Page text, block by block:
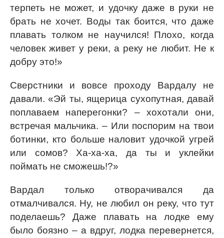
терпеть не может, и удочку даже в руки не
брать не хочет. Воды так боится, что даже
плавать толком не научился! Плохо, когда
человек живет у реки, а реку не любит. Не к
добру это!»
Сверстники и вовсе проходу Вардалу не
давали. «Эй ты, ящерица сухопутная, давай
поплаваем наперегонки? – хохотали они,
встречая мальчика. – Или поспорим на твои
ботинки, кто больше наловит удочкой угрей
или сомов? Ха-ха-ха, да ты и уклейки
поймать не сможешь!?»
Вардал только отворачивался да
отмалчивался. Ну, не любил он реку, что тут
поделаешь? Даже плавать на лодке ему
было боязно – а вдруг, лодка перевернется,